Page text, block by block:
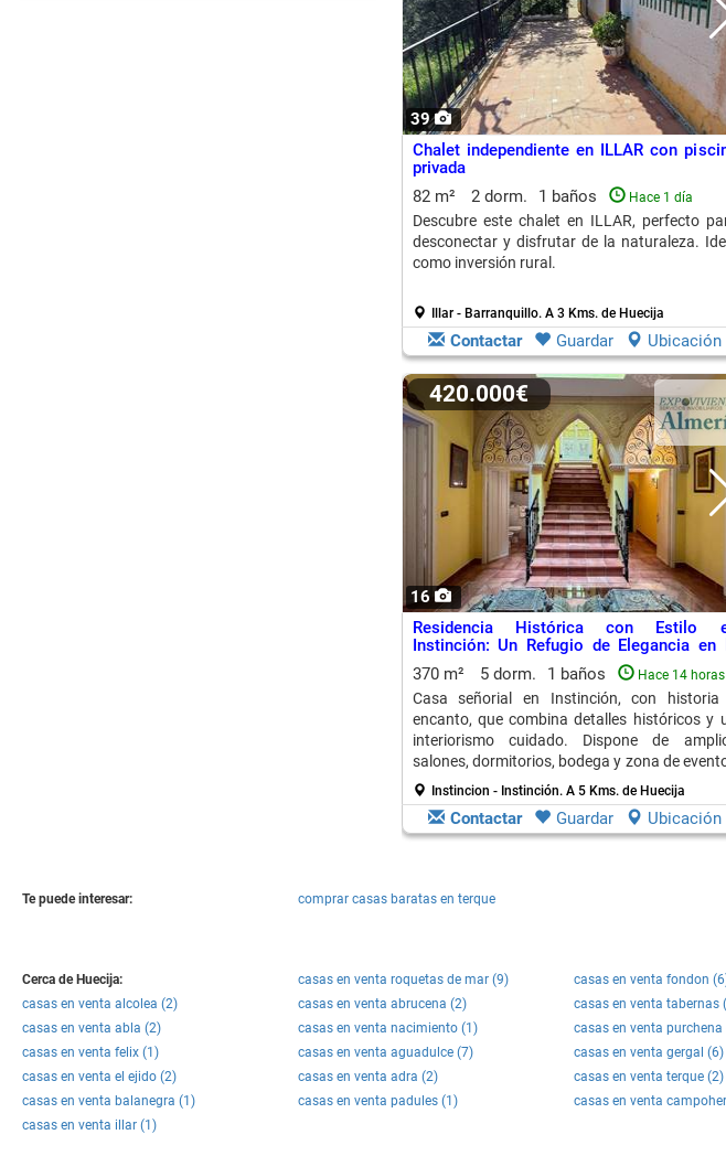
39
Chalet independiente en ILLAR con
privada
82 m²
2 dorm. 1 baños Hace 1 día
Descubre este chalet en ILLAR, perfecto
desconectar y disfrutar de la naturaleza.
como inversión rural.
Illar - Barranquillo. A 3 Kms. de Huecija
Contactar Guardar Ubicación
16
420.000€
Residencia Histórica con Estilo
Instinción: Un Refugio de Elegancia en
Alpujarra Almeriense
370 m² 5 dorm. 1 baños Hace 14 horas
Casa señorial en Instinción, con
encanto, que combina detalles históricos y
interiorismo cuidado. Dispone de
salones, dormitorios, bodega y zona de
con acceso independiente.
Instincion - Instinción. A 5 Kms. de Huecija
Contactar Guardar Ubicación
Te puede interesar: comprar casas baratas en terque
Cerca de Huecija: casas en venta roquetas de mar (9) casas en venta fondon
casas en venta alcolea (2)
casas en venta abrucena (2) casas en venta tabernas
casas en venta abla (2)
casas en venta nacimiento (1) casas en venta purchena
casas en venta felix (1)
casas en venta aguadulce (7) casas en venta gergal (6)
casas en venta el ejido (2)
casas en venta adra (2) casas en venta terque (2)
casas en venta balanegra (1)
casas en venta padules (1) casas en venta
casas en venta illar (1)